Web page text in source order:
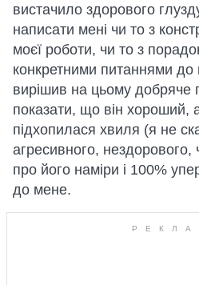
вистачило здорового
написати мені чи то з
моєї роботи, чи то з
конкретними питаннями до
вирішив на цьому добряче
показати, що він хороший,
підхопилася хвиля (я не
агресивного, нездорового,
про його наміри і 100%
до мене.